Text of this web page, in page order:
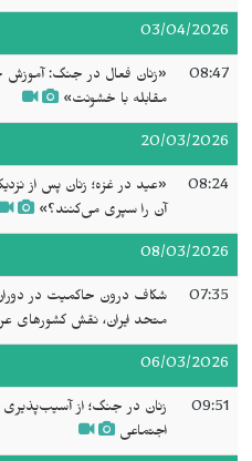
03/04/2026
08:47
«زنان فعال در جنگ: آموزش
مقابله با خشونت»
20/03/2026
08:24
«عید در غزه؛ زنان پس از
آن را سپری می‌کنند؟»
08/03/2026
07:35
شکاف درون حاکمیت در
متحد ایران، نقش کشورهای
06/03/2026
09:51
زنان در جنگ؛ از
اجتماعی